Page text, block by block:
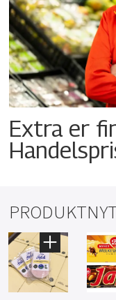
Extra er